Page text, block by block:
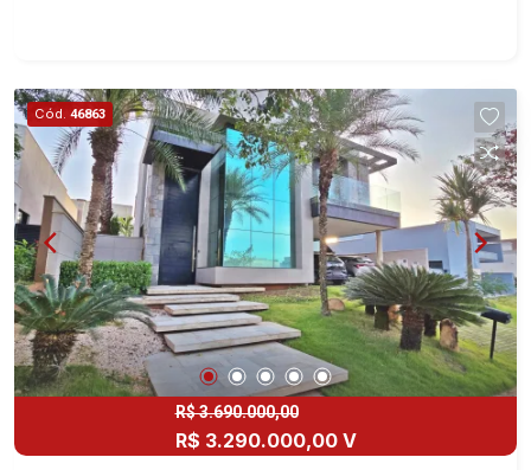
Lavabo - Copa - Cozinha e área de serviço
planejadas - Banheiro de serviço - Varanda
gourmet com churrasqueira - Piscina aquecida -
Vestiário - Quintal - Corredor lateral - Paisagismo
- Iluminação - Rico em armários - 4 vagas sendo
2 cobertas - Fino acabamento - Alto padrão
Martinelli Imobiliária, referência no mercado
imobiliário desde 2000! Avenida João Fiúsa,
1051 - Alto da Boa Vista | Ribeirão Preto.
Cód. 46863
R$ 3.690.000,00
R$ 3.290.000,00 V